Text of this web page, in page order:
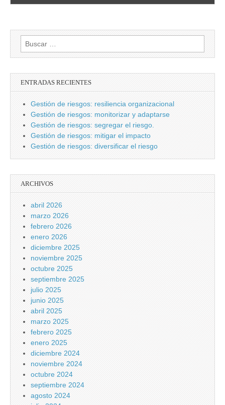
Buscar:
ENTRADAS RECIENTES
Gestión de riesgos: resiliencia organizacional
Gestión de riesgos: monitorizar y adaptarse
Gestión de riesgos: segregar el riesgo.
Gestión de riesgos: mitigar el impacto
Gestión de riesgos: diversificar el riesgo
ARCHIVOS
abril 2026
marzo 2026
febrero 2026
enero 2026
diciembre 2025
noviembre 2025
octubre 2025
septiembre 2025
julio 2025
junio 2025
abril 2025
marzo 2025
febrero 2025
enero 2025
diciembre 2024
noviembre 2024
octubre 2024
septiembre 2024
agosto 2024